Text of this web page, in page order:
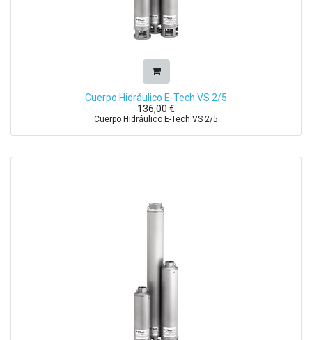
Cuerpo Hidráulico E-Tech VS 2/5
136,00 €
Cuerpo Hidráulico E-Tech VS 2/5